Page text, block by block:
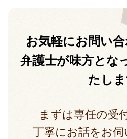
お気軽にお問い
弁護士が味方とな
たし
まずは専任の受
丁寧にお話をお